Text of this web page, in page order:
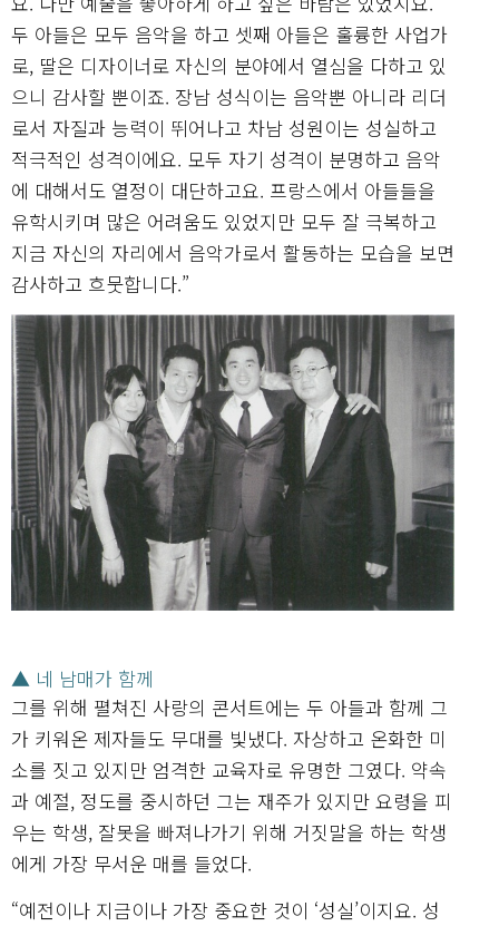
두 아들은 모두 음악을 하고 셋째 아들은 훌륭한 사업가
로, 딸은 디자이너로 자신의 분야에서 열심을 다하고 있
으니 감사할 뿐이죠. 장남 성식이는 음악뿐 아니라 리더
로서 자질과 능력이 뛰어나고 차남 성원이는 성실하고
적극적인 성격이에요. 모두 자기 성격이 분명하고 음악
에 대해서도 열정이 대단하고요. 프랑스에서 아들들을
유학시키며 많은 어려움도 있었지만 모두 잘 극복하고
지금 자신의 자리에서 음악가로서 활동하는 모습을 보면
감사하고 흐뭇합니다.”
▲ 네 남매가 함께
그를 위해 펼쳐진 사랑의 콘서트에는 두 아들과 함께 그
가 키워온 제자들도 무대를 빛냈다. 자상하고 온화한 미
소를 짓고 있지만 엄격한 교육자로 유명한 그였다. 약속
과 예절, 정도를 중시하던 그는 재주가 있지만 요령을 피
우는 학생, 잘못을 빠져나가기 위해 거짓말을 하는 학생
에게 가장 무서운 매를 들었다.
“예전이나 지금이나 가장 중요한 것이 ‘성실’이지요. 성